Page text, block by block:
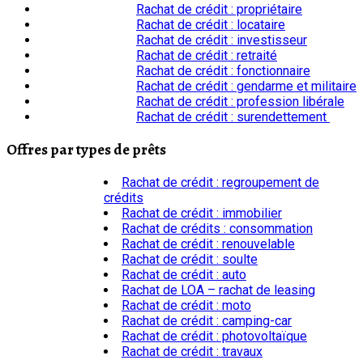
Rachat de crédit : propriétaire
Rachat de crédit : locataire
Rachat de crédit : investisseur
Rachat de crédit : retraité
Rachat de crédit : fonctionnaire
Rachat de crédit : gendarme et militaire
Rachat de crédit : profession libérale
Rachat de crédit : surendettement
Offres par types de prêts
Rachat de crédit : regroupement de
crédits
Rachat de crédit : immobilier
Rachat de crédits : consommation
Rachat de crédit : renouvelable
Rachat de crédit : soulte
Rachat de crédit : auto
Rachat de LOA – rachat de leasing
Rachat de crédit : moto
Rachat de crédit : camping-car
Rachat de crédit : photovoltaïque
Rachat de crédit : travaux